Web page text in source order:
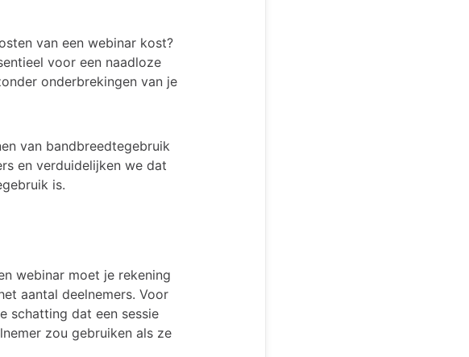
van een webinar kost?
voor een naadloze
onderbrekingen van je
van bandbreedtegebruik
en verduidelijken we dat
is.
webinar moet je rekening
aantal deelnemers. Voor
schatting dat een sessie
zou gebruiken als ze